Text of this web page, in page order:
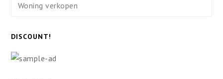
Woning verkopen
DISCOUNT!